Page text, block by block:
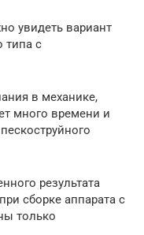
увидеть вариант
типа с
в механике,
много времени и
результата
сборке аппарата с
только